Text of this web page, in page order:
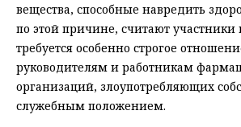
вещества, способные навредить
по этой причине, считают участники
требуется особенно строгое
руководителям и работникам
организаций, злоупотребляющих
служебным положением.